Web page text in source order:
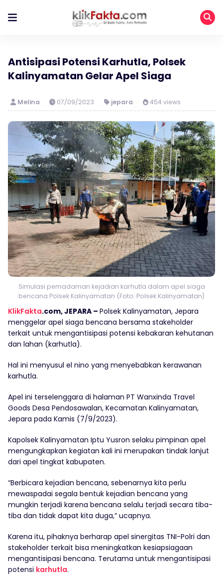
Antisipasi Potensi Karhutla, Polsek
Kalinyamatan Gelar Apel Siaga
Melina 07/09/2023 jepara 454 views
Simulasi pemadaman kejadian karhutla dalam apel siaga
bencana Polsek Kalinyamatan (Foto: Polsek Kalinyamatan)
KlikFakta.com, JEPARA – Polsek Kalinyamatan, Jepara
menggelar apel siaga bencana bersama stakeholder
terkait untuk mengantisipasi potensi kebakaran kehutanan
dan lahan (karhutla).
Hal ini menyusul el nino yang menyebabkan kerawanan
karhutla.
Apel ini terselenggara di halaman PT Wanxinda Travel
Goods Desa Pendosawalan, Kecamatan Kalinyamatan,
Jepara pada Kamis (7/9/2023).
Kapolsek Kalinyamatan Iptu Yusron selaku pimpinan apel
mengungkapkan kegiatan kali ini merupakan tindak lanjut
dari apel tingkat kabupaten.
“Berbicara kejadian bencana, sebenarnya kita perlu
mewaspadai segala bentuk kejadian bencana yang
mungkin terjadi karena bencana selalu terjadi secara tiba-
tiba dan tidak dapat kita duga,” ucapnya.
Karena itu, pihaknya berharap apel sinergitas TNI-Polri dan
stakeholder terkait bisa meningkatkan kesiapsiagaan
mengantisipasi bencana. Terutama untuk mengantisipasi
potensi karhutla.